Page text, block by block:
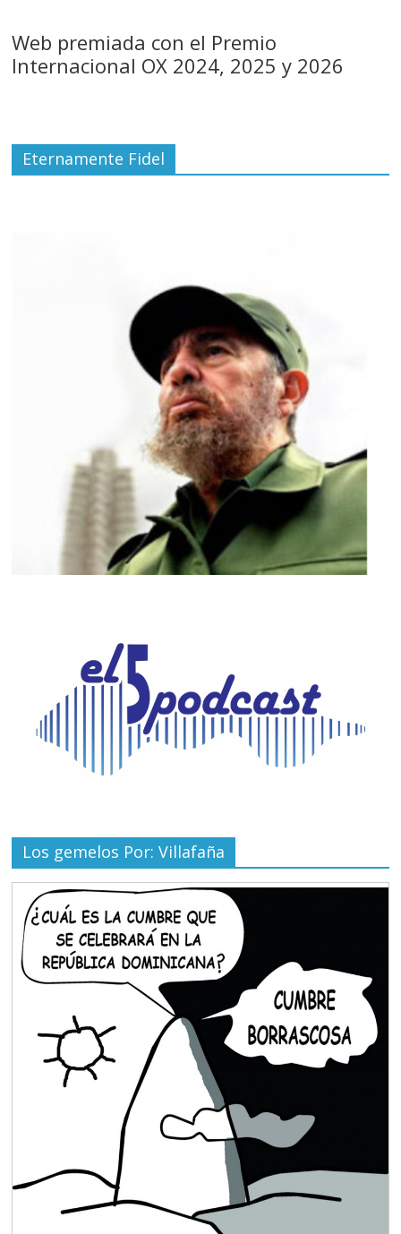
Web premiada con el Premio
Internacional OX 2024, 2025 y 2026
Eternamente Fidel
Los gemelos Por: Villafaña